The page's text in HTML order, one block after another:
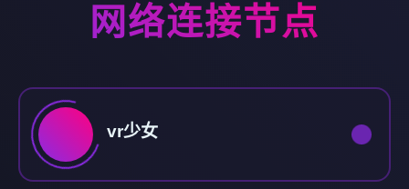
网络连接节点
vr少女